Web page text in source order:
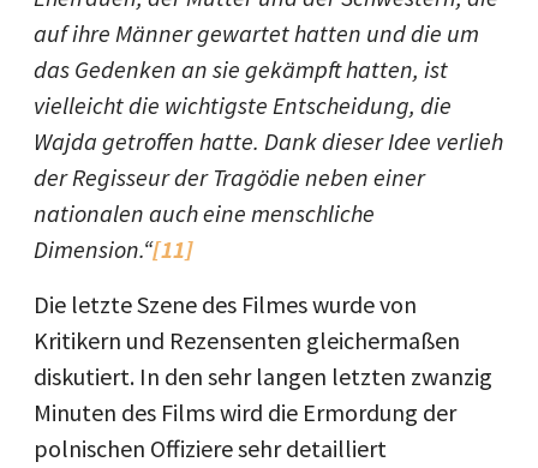
auf ihre Männer gewartet hatten und die um
das Gedenken an sie gekämpft hatten, ist
vielleicht die wichtigste Entscheidung, die
Wajda getroffen hatte. Dank dieser Idee verlieh
der Regisseur der Tragödie neben einer
nationalen auch eine menschliche
Dimension.“[11]
Die letzte Szene des Filmes wurde von
Kritikern und Rezensenten gleichermaßen
diskutiert. In den sehr langen letzten zwanzig
Minuten des Films wird die Ermordung der
polnischen Offiziere sehr detailliert